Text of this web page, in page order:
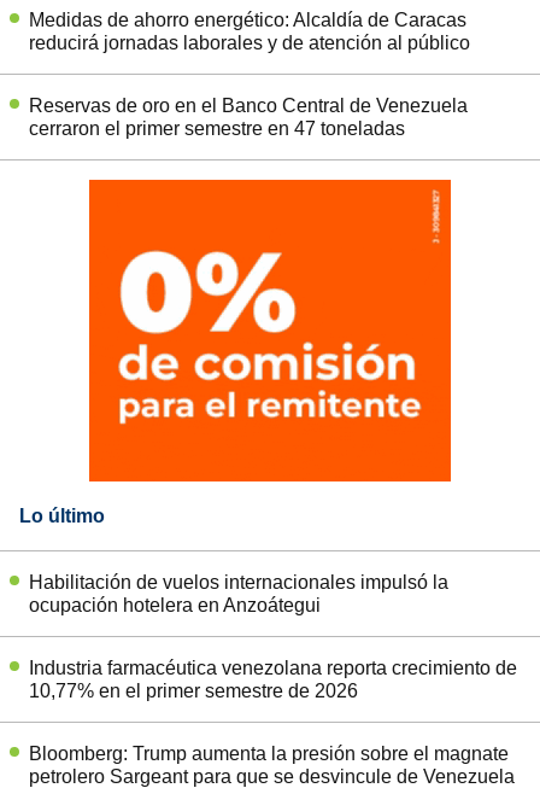
Medidas de ahorro energético: Alcaldía de Caracas
reducirá jornadas laborales y de atención al público
Reservas de oro en el Banco Central de Venezuela
cerraron el primer semestre en 47 toneladas
Lo último
Habilitación de vuelos internacionales impulsó la
ocupación hotelera en Anzoátegui
Industria farmacéutica venezolana reporta crecimiento de
10,77% en el primer semestre de 2026
Bloomberg: Trump aumenta la presión sobre el magnate
petrolero Sargeant para que se desvincule de Venezuela